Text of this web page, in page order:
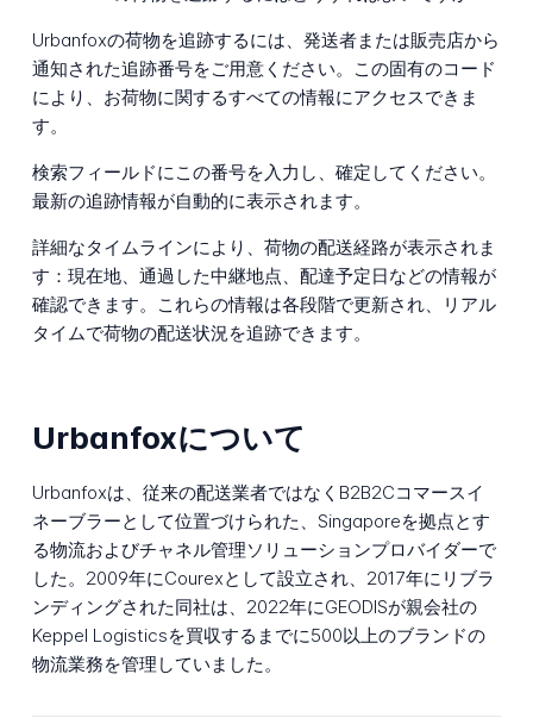
Urbanfoxの荷物を追跡するには、発送者または販売店から
通知された追跡番号をご用意ください。この固有のコード
により、お荷物に関するすべての情報にアクセスできま
す。
検索フィールドにこの番号を入力し、確定してください。
最新の追跡情報が自動的に表示されます。
詳細なタイムラインにより、荷物の配送経路が表示されま
す：現在地、通過した中継地点、配達予定日などの情報が
確認できます。これらの情報は各段階で更新され、リアル
タイムで荷物の配送状況を追跡できます。
Urbanfoxについて
Urbanfoxは、従来の配送業者ではなくB2B2Cコマースイ
ネーブラーとして位置づけられた、Singaporeを拠点とす
る物流およびチャネル管理ソリューションプロバイダーで
した。2009年にCourexとして設立され、2017年にリブラ
ンディングされた同社は、2022年にGEODISが親会社の
Keppel Logisticsを買収するまでに500以上のブランドの
物流業務を管理していました。